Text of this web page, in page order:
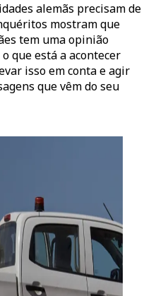
alemãs precisam de
mostram que
tem uma opinião
que está a acontecer
isso em conta e agir
que vêm do seu